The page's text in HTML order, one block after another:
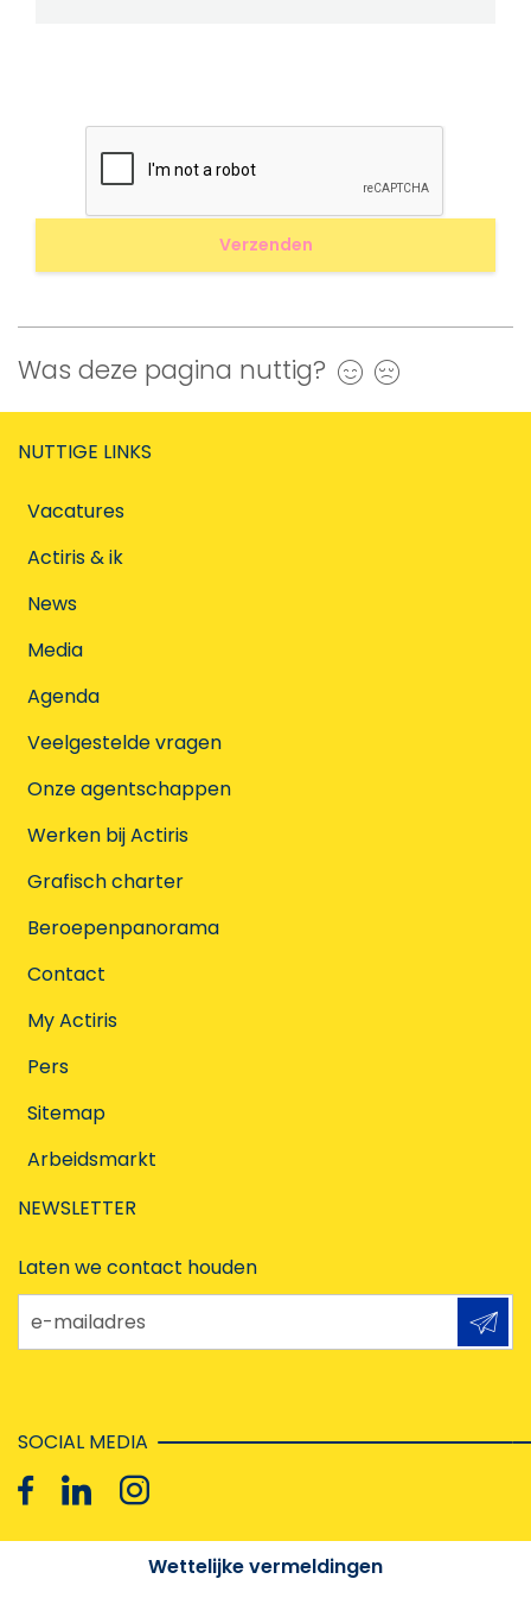
Was deze pagina nuttig? Ja
NUTTIGE LINKS
Vacatures
Actiris & ik
News
Media
Agenda
Veelgestelde vragen
Onze agentschappen
Werken bij Actiris
Grafisch charter
Beroepenpanorama
Contact
My Actiris
Pers
Sitemap
Arbeidsmarkt
NEWSLETTER
Laten we contact houden
e-mailadres
SOCIAL MEDIA
Wettelijke vermeldingen